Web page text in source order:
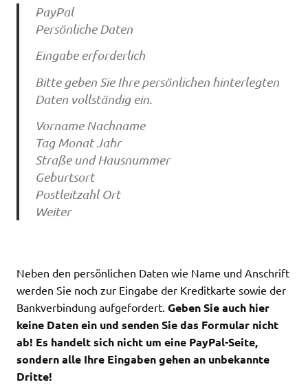
PayPal
Persönliche Daten
Eingabe erforderlich
Bitte geben Sie Ihre persönlichen hinterlegten
Daten vollständig ein.
Vorname Nachname
Tag Monat Jahr
Straße und Hausnummer
Geburtsort
Postleitzahl Ort
Weiter
Neben den persönlichen Daten wie Name und Anschrift
werden Sie noch zur Eingabe der Kreditkarte sowie der
Bankverbindung aufgefordert. Geben Sie auch hier
keine Daten ein und senden Sie das Formular nicht
ab! Es handelt sich nicht um eine PayPal-Seite,
sondern alle Ihre Eingaben gehen an unbekannte
Dritte!